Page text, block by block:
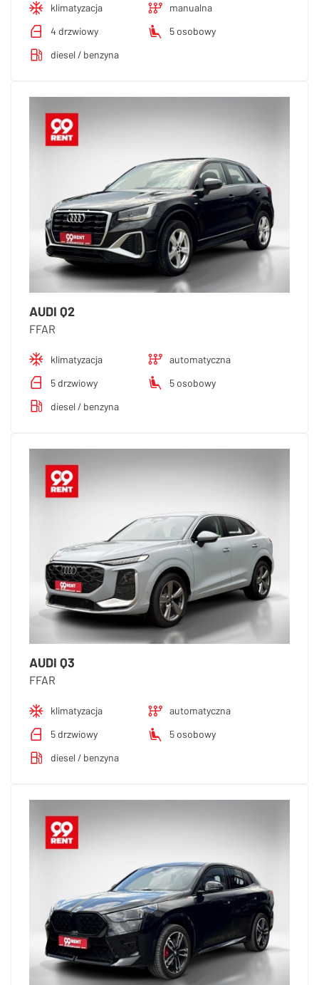
klimatyzacja
manualna
4 drzwiowy
5 osobowy
diesel / benzyna
AUDI Q2
FFAR
klimatyzacja
automatyczna
5 drzwiowy
5 osobowy
diesel / benzyna
AUDI Q3
FFAR
klimatyzacja
automatyczna
5 drzwiowy
5 osobowy
diesel / benzyna